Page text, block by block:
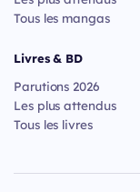
Tous les mangas
Livres & BD
Parutions 2026
Les plus attendus
Tous les livres